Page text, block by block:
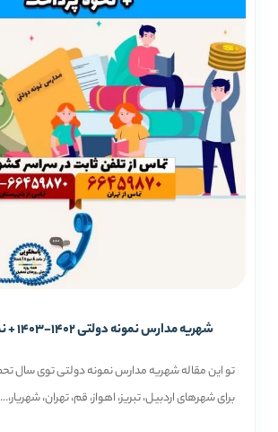
شهریه مدارس نمونه دولتی 1402-1403 + نحوه پرداخت
برای شهرهای اردبیل، تبریز، اهواز، قم، تهران، شهریار،...